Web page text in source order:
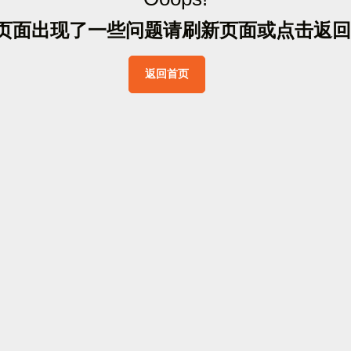
面出现了一些问题请刷新页面或点击返 回
返回首页